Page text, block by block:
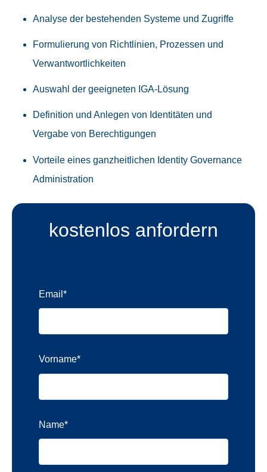
Analyse der bestehenden Systeme und Zugriffe
Formulierung von Richtlinien, Prozessen und
Verwantwortlichkeiten
Auswahl der geeigneten IGA-Lösung
Definition und Anlegen von Identitäten und
Vergabe von Berechtigungen
Vorteile eines ganzheitlichen Identity Governance
Administration
kostenlos anfordern
Email *
Vorname*
Name*